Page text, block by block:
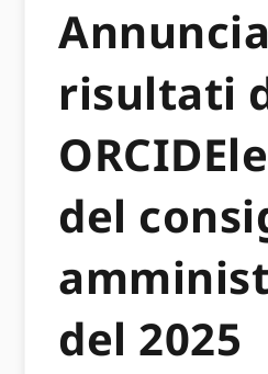
risultati
del
del 2025